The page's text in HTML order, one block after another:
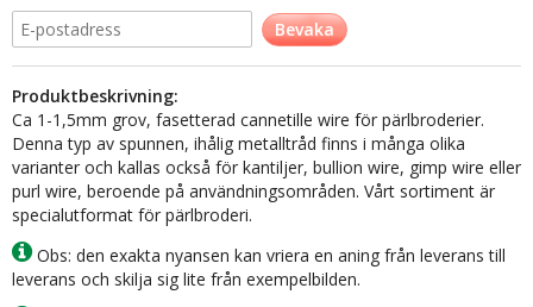
Bevaka
Produktbeskrivning:
Ca 1-1,5mm grov, fasetterad cannetille wire för pärlbroderier.
Denna typ av spunnen, ihålig metalltråd finns i många olika
varianter och kallas också för kantiljer, bullion wire, gimp wire eller
purl wire, beroende på användningsområden. Vårt sortiment är
specialutformat för pärlbroderi.
Obs: den exakta nyansen kan vriera en aning från leverans till
leverans och skilja sig lite från exempelbilden.